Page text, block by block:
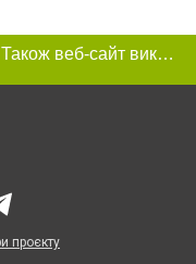
Цей сайт використовує «cookies». Також веб-сайт використовує інтернет-сервіс для збору технічних даних стосовно відвідувачів з метою отримання маркетингової та статистичної інформації. Умови обробки даних відвідувачів сайту див.
проєкту